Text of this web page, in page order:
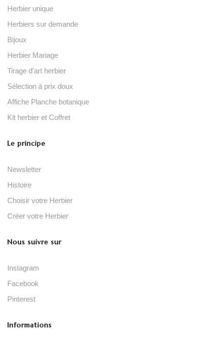
Herbier unique
Herbiers sur demande
Bijoux
Herbier Mariage
Tirage d'art herbier
Sélection à prix doux
Affiche Planche botanique
Kit herbier et Coffret
Le principe
Newsletter
Histoire
Choisir votre Herbier
Créer votre Herbier
Nous suivre sur
Instagram
Facebook
Pinterest
Informations